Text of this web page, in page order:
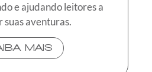
e ajudando leitores a
suas aventuras.
MAIS